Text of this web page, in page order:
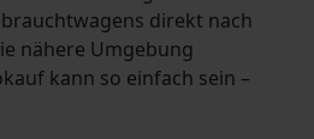
direkt nach
nähere Umgebung
kann so einfach sein –